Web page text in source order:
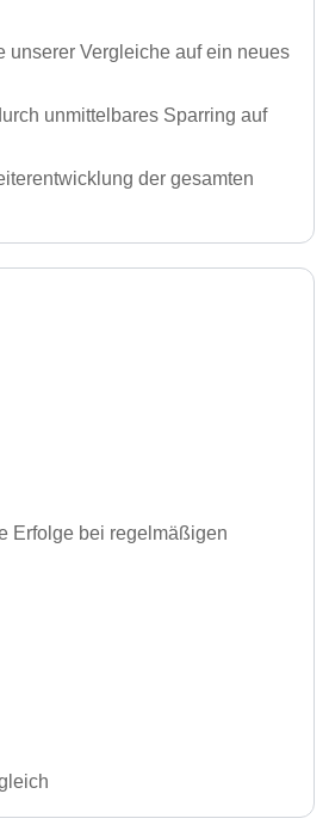
unserer Vergleiche auf ein neues
unmittelbares Sparring auf
der gesamten
Erfolge bei regelmäßigen